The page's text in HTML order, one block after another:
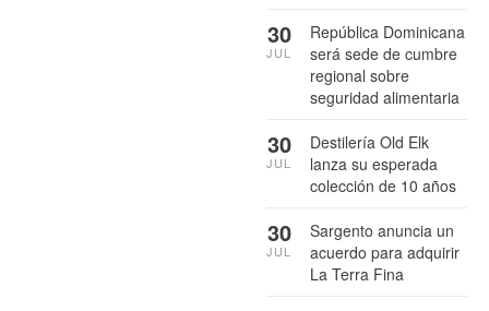
República Dominicana
será sede de cumbre
regional sobre
seguridad alimentaria
30
JUL
Destilería Old Elk
lanza su esperada
colección de 10 años
30
JUL
Sargento anuncia un
acuerdo para adquirir
La Terra Fina
30
JUL